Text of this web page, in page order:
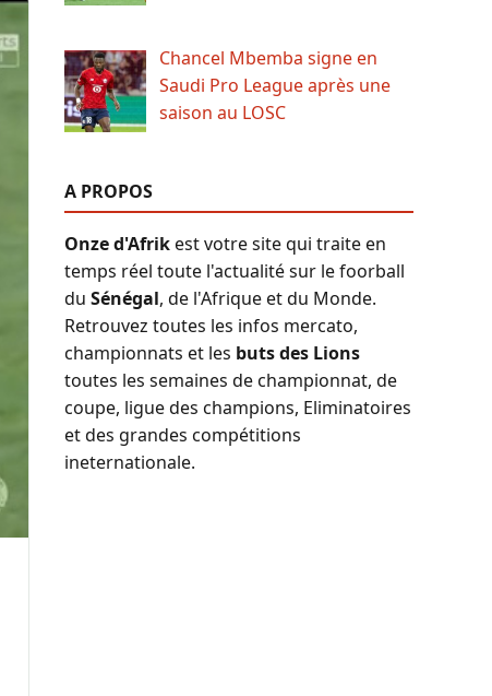
Chancel Mbemba signe en
Saudi Pro League après une
saison au LOSC
A PROPOS
Onze d'Afrikest votre site qui traite en
temps réel toute l'actualité sur le foorball
du Sénégal, de l'Afrique et du Monde.
Retrouvez toutes les infos mercato,
championnats et les buts des Lions
toutes les semaines de championnat, de
coupe, ligue des champions, Eliminatoires
et des grandes compétitions
ineternationale.